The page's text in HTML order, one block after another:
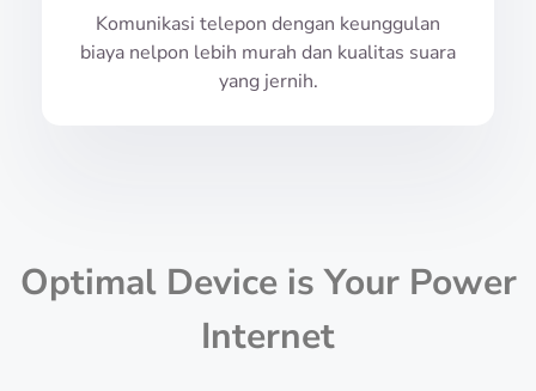
Komunikasi telepon dengan keunggulan
biaya nelpon lebih murah dan kualitas suara
yang jernih.
Optimal Device is Your Power
Internet